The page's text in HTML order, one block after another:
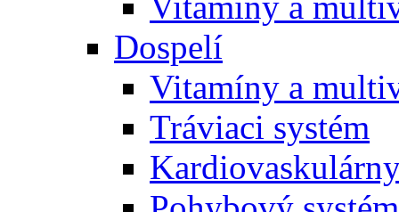
Dospelí
Vitamíny a
Tráviaci systém